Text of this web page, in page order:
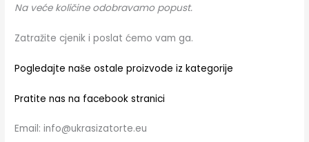
Na veće količine odobravamo popust.
Zatražite cjenik i poslat ćemo vam ga.
Pogledajte naše ostale proizvode iz kategorije
Pratite nas na facebook stranici
Email: info@ukrasizatorte.eu